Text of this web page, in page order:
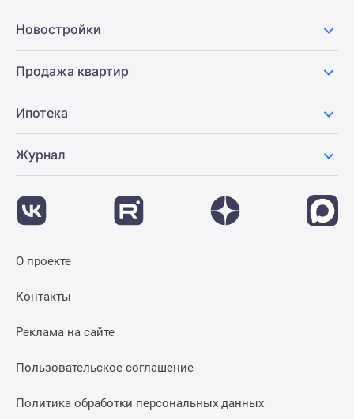
Новостройки
Продажа квартир
Ипотека
Журнал
О проекте
Контакты
Реклама на сайте
Пользовательское соглашение
Политика обработки персональных данных